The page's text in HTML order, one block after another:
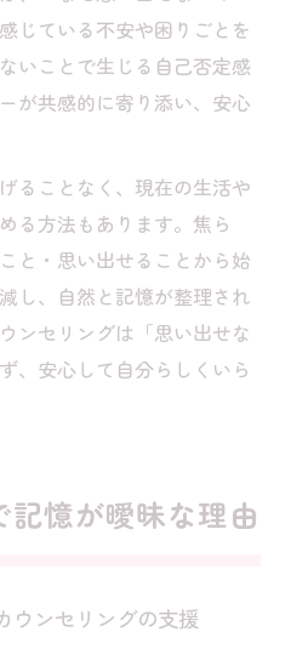
じている不安や困りごとを
いことで生じる自己否定感
が共感的に寄り添い、安心
ることなく、現在の生活や
る方法もあります。焦ら
と・思い出せることから始
し、自然と記憶が整理され
ンセリングは「思い出せな
、安心して自分らしくいら
憶が曖昧な理由
ウンセリングの支援